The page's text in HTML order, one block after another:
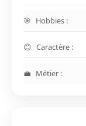
Hobbies :
Caractère :
Métier :